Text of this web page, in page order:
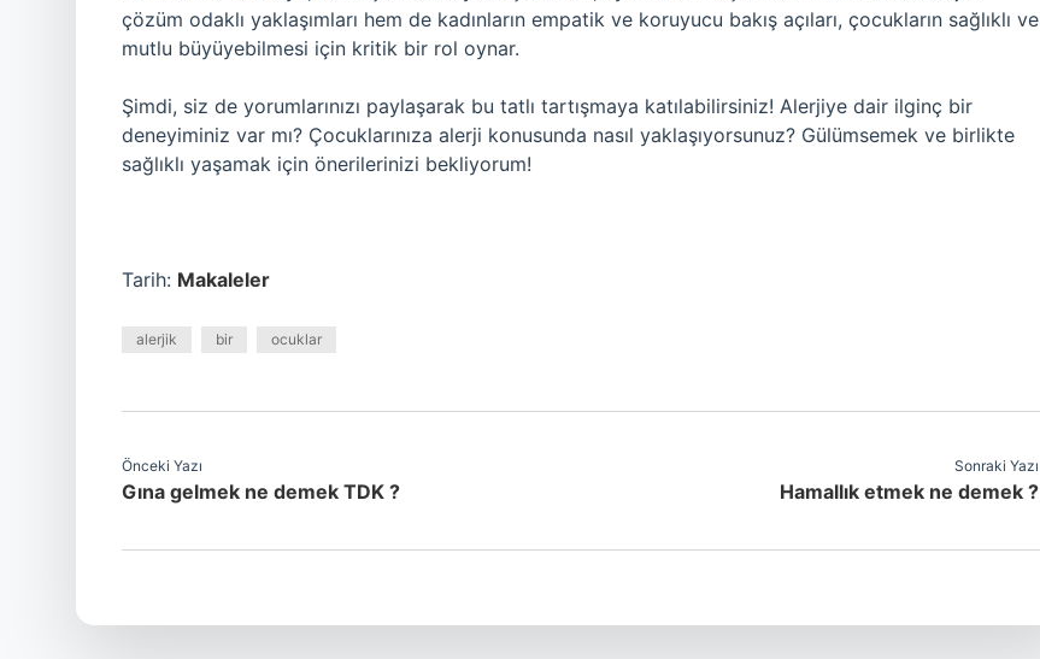
çözüm odaklı yaklaşımları hem de kadınların empatik ve koruyucu bakış açıları, çocukların sağlıklı ve
mutlu büyüyebilmesi için kritik bir rol oynar.
Şimdi, siz de yorumlarınızı paylaşarak bu tatlı tartışmaya katılabilirsiniz! Alerjiye dair ilginç bir
deneyiminiz var mı? Çocuklarınıza alerji konusunda nasıl yaklaşıyorsunuz? Gülümsemek ve birlikte
sağlıklı yaşamak için önerilerinizi bekliyorum!
Tarih: Makaleler
alerjik bir ocuklar
Önceki Yazı
Gına gelmek ne demek TDK ?
Sonraki Yazı
Hamallık etmek ne demek ?